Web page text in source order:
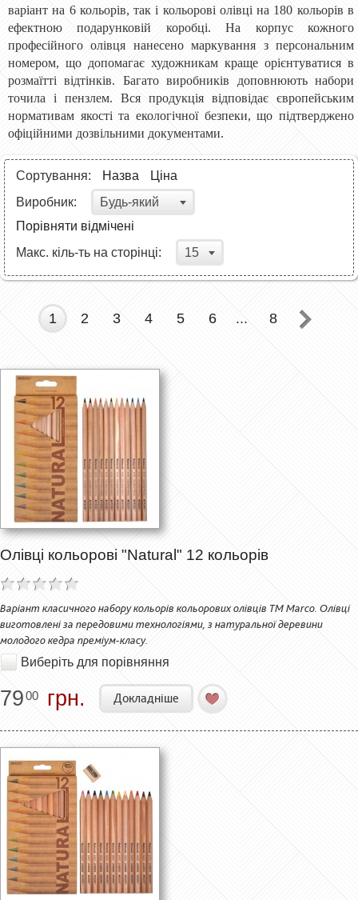
варіант на 6 кольорів, так і кольорові олівці на 180 кольорів в
ефектною подарунковій коробці. На корпус кожного
професійного олівця нанесено маркування з персональним
номером, що допомагає художникам краще орієнтуватися в
розмаїтті відтінків. Багато виробників доповнюють набори
точила і пензлем. Вся продукція відповідає європейським
нормативам якості та екологічної безпеки, що підтверджено
офіційними дозвільними документами.
Сортування: Назва
Ціна
Виробник:
Будь-який
Порівняти відмічені
Макс. кіль-ть на сторінці:
15
1 2 3 4 5 6 ... 8
Олівці кольорові "Natural" 12 кольорів
Варіант класичного набору кольорів кольорових олівців ТМ Marco. Олівці
виготовлені за передовими технологіями, з натуральної деревини
молодого кедра преміум-класу.
Виберіть для порівняння
7900 грн. Докладніше